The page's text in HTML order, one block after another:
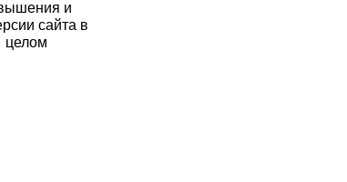
и
сайта в
целом